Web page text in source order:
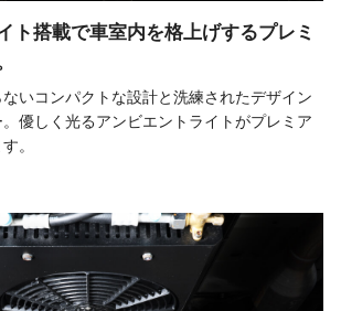
ト搭載で車室内を格上げするプレミ
いコンパクトな設計と洗練されたデザイン
優しく光るアンビエントライトがプレミア
。